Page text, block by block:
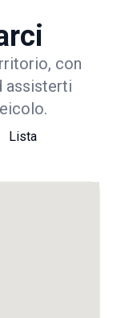
con
assisterti
Lista